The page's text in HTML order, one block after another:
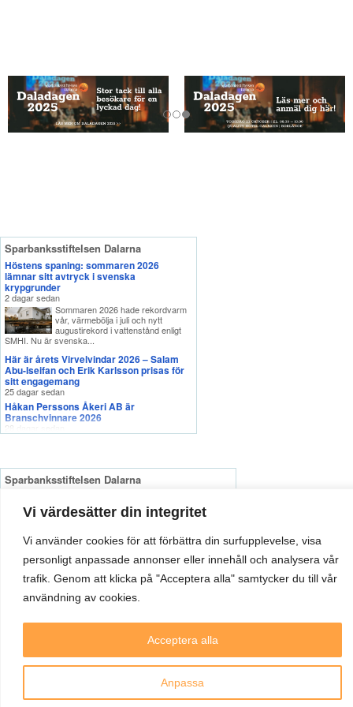
Vi värdesätter din integritet
Vi använder cookies för att förbättra din surfupplevelse, visa
personligt anpassade annonser eller innehåll och analysera vår
trafik. Genom att klicka på "Acceptera alla" samtycker du till vår
användning av cookies.
Anpassa
Acceptera alla